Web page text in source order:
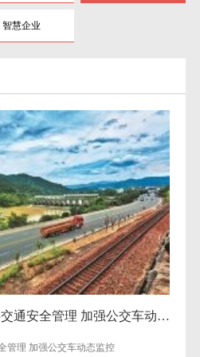
智慧企业
交通部：强化城市公共交通安全管理 加强公交车动态监控
管理 加强公交车动态监控